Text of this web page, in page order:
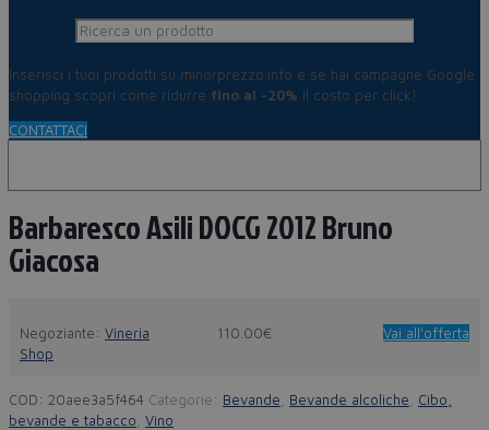
Inserisci i tuoi prodotti su minorprezzo.info e se hai campagne Google
shopping scopri come ridurre fino al -20% il costo per click!
CONTATTACI
Barbaresco Asili DOCG 2012 Bruno
Giacosa
Negoziante: Vineria
Shop
110.00€ Vai all'offerta
COD: 20aee3a5f464 Categorie: Bevande Bevande alcoliche
Cibo,
bevande e tabacco Vino